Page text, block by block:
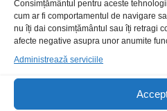
Consimțământul pentru aceste
cum ar fi comportamentul de navigare
nu îți dai consimțământul sau îți retragi
afecte negative asupra unor anumite
Administrează serviciile